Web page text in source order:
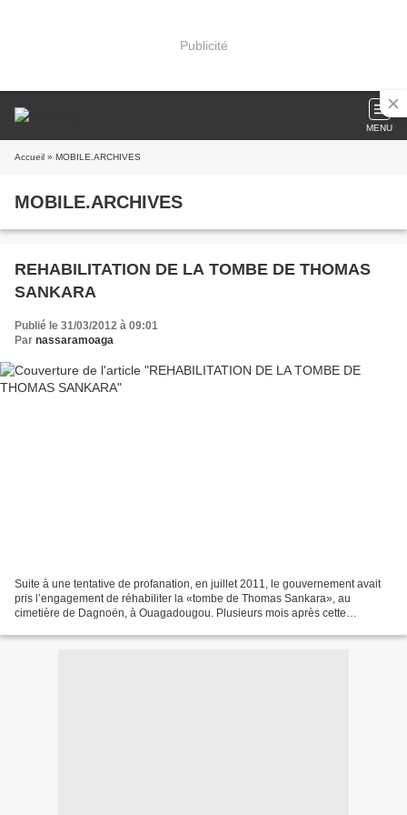
Publicité
MENU
Accueil » MOBILE.ARCHIVES
MOBILE.ARCHIVES
REHABILITATION DE LA TOMBE DE THOMAS
SANKARA
Publié le 31/03/2012 à 09:01
Par nassaramoaga
Suite à une tentative de profanation, en juillet 2011, le gouvernement avait
pris l’engagement de réhabiliter la «tombe de Thomas Sankara», au
cimetière de Dagnoën, à Ouagadougou. Plusieurs mois après cette